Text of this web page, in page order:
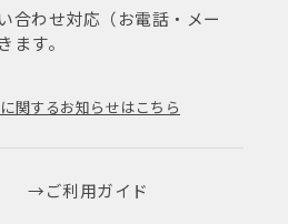
合わせ対応（お電話・メー
ます。
関するお知らせはこちら
ご利用ガイド